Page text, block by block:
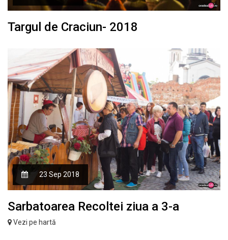
Targul de Craciun- 2018
23 Sep 2018
Sarbatoarea Recoltei ziua a 3-a
Vezi pe hartă